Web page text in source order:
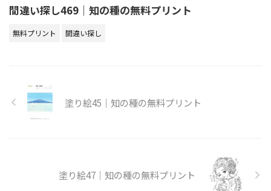
間違い探し469｜知の種の無料プリント
無料プリント 間違い探し
塗り絵45｜知の種の無料プリント
塗り絵47｜知の種の無料プリント